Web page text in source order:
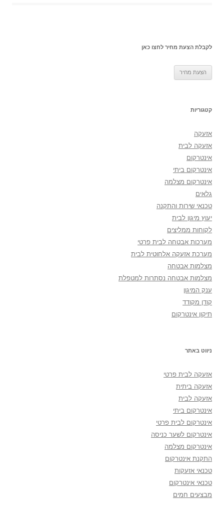
לקבלת הצעת מחיר לחצו כאן
קטגוריות
אזעקה
אזעקה לבית
אינטרקום
אינטרקום ביתי
אינטרקום מצלמה
גלאים
טכנאי שירות והתקנה
יעוץ מיגון לבית
לקוחות ממליצים
מערכות אבטחה לבית פרטי
מערכת אזעקה אלחוטית לבית
מצלמות אבטחה
מצלמות אבטחה נסתרות למטפלת
ענק המיגון
קודן מקודד
תיקון אינטרקום
ניווט באתר
אזעקה לבית פרטי
אזעקה ביתית
אזעקה לבית
אינטרקום ביתי
אינטרקום לבית פרטי
אינטרקום לשער כניסה
אינטרקום מצלמה
התקנת אינטרקום
טכנאי אזעקות
טכנאי אינטרקום
מבצעים חמים